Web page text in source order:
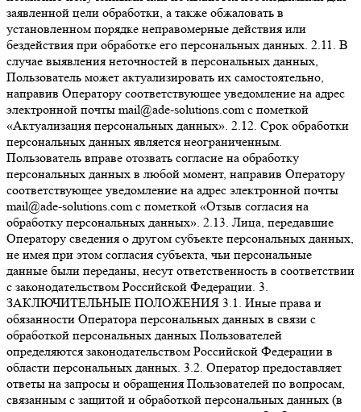
заявленной цели обработки, а также обжаловать в
установленном порядке неправомерные действия или
бездействия при обработке его персональных данных. 2.11. В
случае выявления неточностей в персональных данных,
Пользователь может актуализировать их самостоятельно,
направив Оператору соответствующее уведомление на адрес
электронной почты mail@ade-solutions.com с пометкой
«Актуализация персональных данных». 2.12. Срок обработки
персональных данных является неограниченным.
Пользователь вправе отозвать согласие на обработку
персональных данных в любой момент, направив Оператору
соответствующее уведомление на адрес электронной почты
mail@ade-solutions.com с пометкой «Отзыв согласия на
обработку персональных данных». 2.13. Лица, передавшие
Оператору сведения о другом субъекте персональных данных,
не имея при этом согласия субъекта, чьи персональные
данные были переданы, несут ответственность в соответствии
с законодательством Российской Федерации. 3.
ЗАКЛЮЧИТЕЛЬНЫЕ ПОЛОЖЕНИЯ 3.1. Иные права и
обязанности Оператора персональных данных в связи с
обработкой персональных данных Пользователей
определяются законодательством Российской Федерации в
области персональных данных. 3.2. Оператор предоставляет
ответы на запросы и обращения Пользователей по вопросам,
связанным с защитой и обработкой персональных данных (в